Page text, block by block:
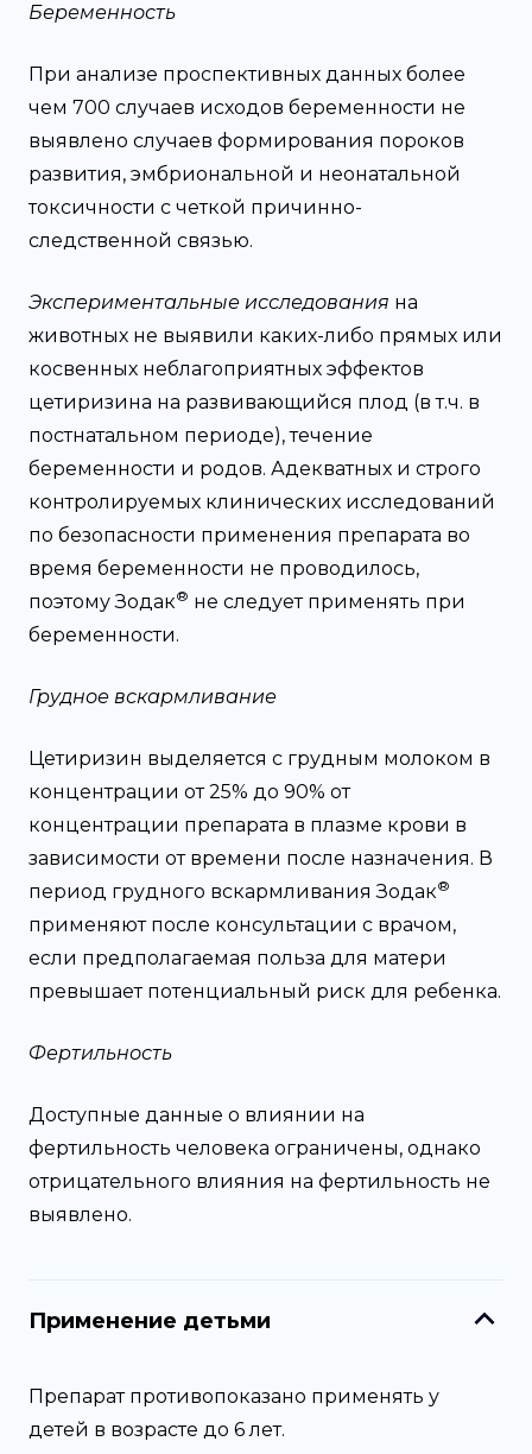
Беременность
При анализе проспективных данных более
чем 700 случаев исходов беременности не
выявлено случаев формирования пороков
развития, эмбриональной и неонатальной
токсичности с четкой причинно-
следственной связью.
Экспериментальные исследования на
животных не выявили каких-либо прямых или
косвенных неблагоприятных эффектов
цетиризина на развивающийся плод (в т.ч. в
постнатальном периоде), течение
беременности и родов. Адекватных и строго
контролируемых клинических исследований
по безопасности применения препарата во
время беременности не проводилось,
поэтому Зодак® не следует применять при
беременности.
Грудное вскармливание
Цетиризин выделяется с грудным молоком в
концентрации от 25% до 90% от
концентрации препарата в плазме крови в
зависимости от времени после назначения. В
период грудного вскармливания Зодак®
применяют после консультации с врачом,
если предполагаемая польза для матери
превышает потенциальный риск для ребенка.
Фертильность
Доступные данные о влиянии на
фертильность человека ограничены, однако
отрицательного влияния на фертильность не
выявлено.
Применение детьми
Препарат противопоказано применять у
детей в возрасте до 6 лет.